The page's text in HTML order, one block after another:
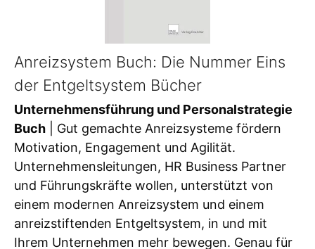
Anreizsystem Buch: Die Nummer Eins
der Entgeltsystem Bücher
Unternehmensführung und Personalstrategie
Buch | Gut gemachte Anreizsysteme fördern
Motivation, Engagement und Agilität.
Unternehmensleitungen, HR Business Partner
und Führungskräfte wollen, unterstützt von
einem modernen Anreizsystem und einem
anreizstiftenden Entgeltsystem, in und mit
Ihrem Unternehmen mehr bewegen. Genau für